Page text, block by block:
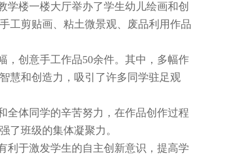
学楼一楼大厅举办了学生幼儿绘画和创
工剪贴画、粘土微景观、废品利用作品
，创意手工作品50余件。其中，多幅作
慧和创造力，吸引了许多同学驻足观
全体同学的辛苦努力，在作品创作过程
了班级的集体凝聚力。
利于激发学生的自主创新意识，提高学